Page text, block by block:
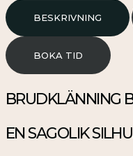
BESKRIVNING
BOKA TID
BRUDKLÄNNING
EN SAGOLIK